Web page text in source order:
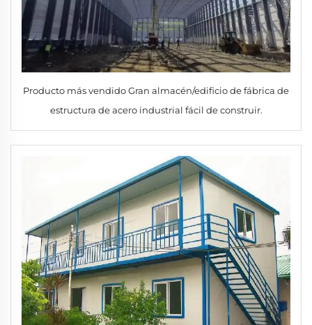
Producto más vendido Gran almacén/edificio de fábrica de
estructura de acero industrial fácil de construir.